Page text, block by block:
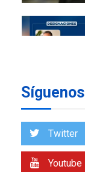
2
Síguenos
Twitter
Youtube